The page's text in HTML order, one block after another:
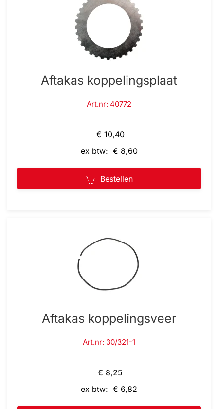
Aftakas koppelingsplaat
Art.nr: 40772
€ 10,40
ex btw: € 8,60
Bestellen
Aftakas koppelingsveer
Art.nr: 30/321-1
€ 8,25
ex btw: € 6,82